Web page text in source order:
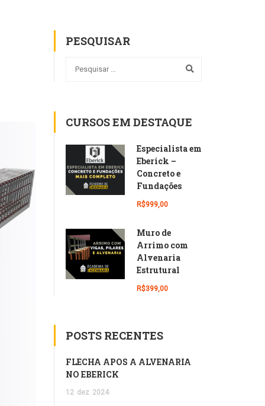
PESQUISAR
CURSOS EM DESTAQUE
Especialista em
Eberick –
Concreto e
Fundações
R$999,00
Muro de
Arrimo com
Alvenaria
Estrutural
R$399,00
POSTS RECENTES
FLECHA APÓS A ALVENARIA
NO EBERICK
12 dez 2024